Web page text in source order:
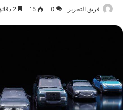
فريق التحرير 0
15